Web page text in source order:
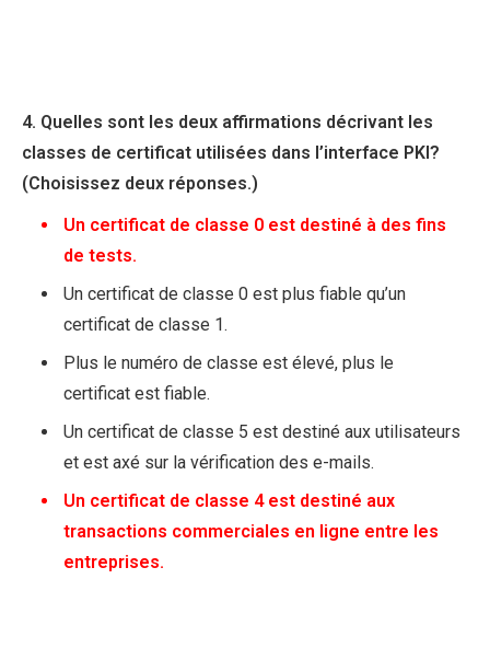
4. Quelles sont les deux affirmations décrivant les
classes de certificat utilisées dans l’interface PKI?
(Choisissez deux réponses.)
Un certificat de classe 0 est destiné à des fins
de tests.
Un certificat de classe 0 est plus fiable qu’un
certificat de classe 1.
Plus le numéro de classe est élevé, plus le
certificat est fiable.
Un certificat de classe 5 est destiné aux utilisateurs
et est axé sur la vérification des e-mails.
Un certificat de classe 4 est destiné aux
transactions commerciales en ligne entre les
entreprises.